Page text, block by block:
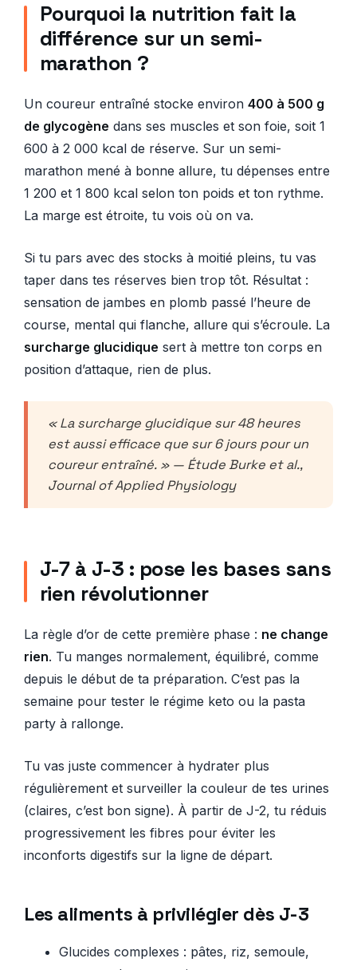
Pourquoi la nutrition fait la
différence sur un semi-
marathon ?
Un coureur entraîné stocke environ 400 à 500 g
de glycogène dans ses muscles et son foie, soit 1
600 à 2 000 kcal de réserve. Sur un semi-
marathon mené à bonne allure, tu dépenses entre
1 200 et 1 800 kcal selon ton poids et ton rythme.
La marge est étroite, tu vois où on va.
Si tu pars avec des stocks à moitié pleins, tu vas
taper dans tes réserves bien trop tôt. Résultat :
sensation de jambes en plomb passé l’heure de
course, mental qui flanche, allure qui s’écroule. La
surcharge glucidique sert à mettre ton corps en
position d’attaque, rien de plus.
« La surcharge glucidique sur 48 heures
est aussi efficace que sur 6 jours pour un
coureur entraîné. » — Étude Burke et al.,
Journal of Applied Physiology
J-7 à J-3 : pose les bases sans
rien révolutionner
La règle d’or de cette première phase : ne change
rien. Tu manges normalement, équilibré, comme
depuis le début de ta préparation. C’est pas la
semaine pour tester le régime keto ou la pasta
party à rallonge.
Tu vas juste commencer à hydrater plus
régulièrement et surveiller la couleur de tes urines
(claires, c’est bon signe). À partir de J-2, tu réduis
progressivement les fibres pour éviter les
inconforts digestifs sur la ligne de départ.
Les aliments à privilégier dès J-3
Glucides complexes : pâtes, riz, semoule,